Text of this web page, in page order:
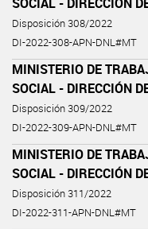
Disposición 308/2022
DI-2022-308-APN-DNL#MT
MINISTERIO DE
SOCIAL - DIRECCIÓN
Disposición 309/2022
DI-2022-309-APN-DNL#MT
MINISTERIO DE
SOCIAL - DIRECCIÓN
Disposición 311/2022
DI-2022-311-APN-DNL#MT